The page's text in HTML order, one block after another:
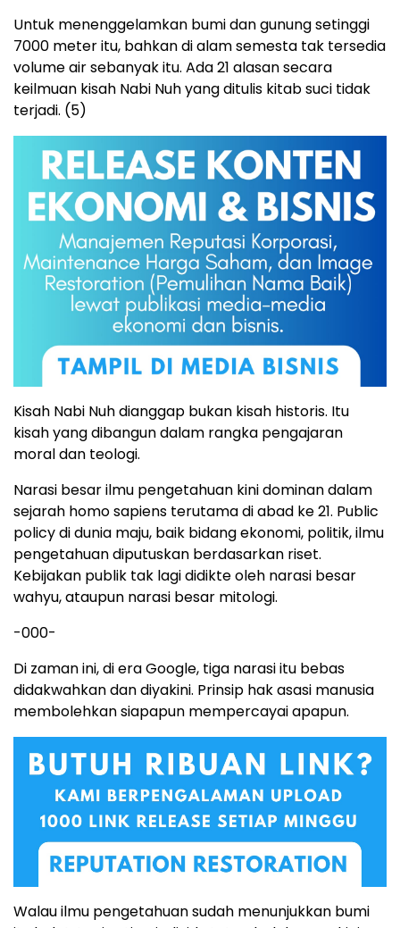
Untuk menenggelamkan bumi dan gunung setinggi
7000 meter itu, bahkan di alam semesta tak tersedia
volume air sebanyak itu. Ada 21 alasan secara
keilmuan kisah Nabi Nuh yang ditulis kitab suci tidak
terjadi. (5)
Kisah Nabi Nuh dianggap bukan kisah historis. Itu
kisah yang dibangun dalam rangka pengajaran
moral dan teologi.
Narasi besar ilmu pengetahuan kini dominan dalam
sejarah homo sapiens terutama di abad ke 21. Public
policy di dunia maju, baik bidang ekonomi, politik, ilmu
pengetahuan diputuskan berdasarkan riset.
Kebijakan publik tak lagi didikte oleh narasi besar
wahyu, ataupun narasi besar mitologi.
-000-
Di zaman ini, di era Google, tiga narasi itu bebas
didakwahkan dan diyakini. Prinsip hak asasi manusia
membolehkan siapapun mempercayai apapun.
Walau ilmu pengetahuan sudah menunjukkan bumi